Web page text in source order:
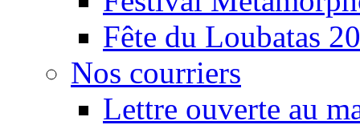
Fête du Loubatas
Nos courriers
Lettre ouverte au